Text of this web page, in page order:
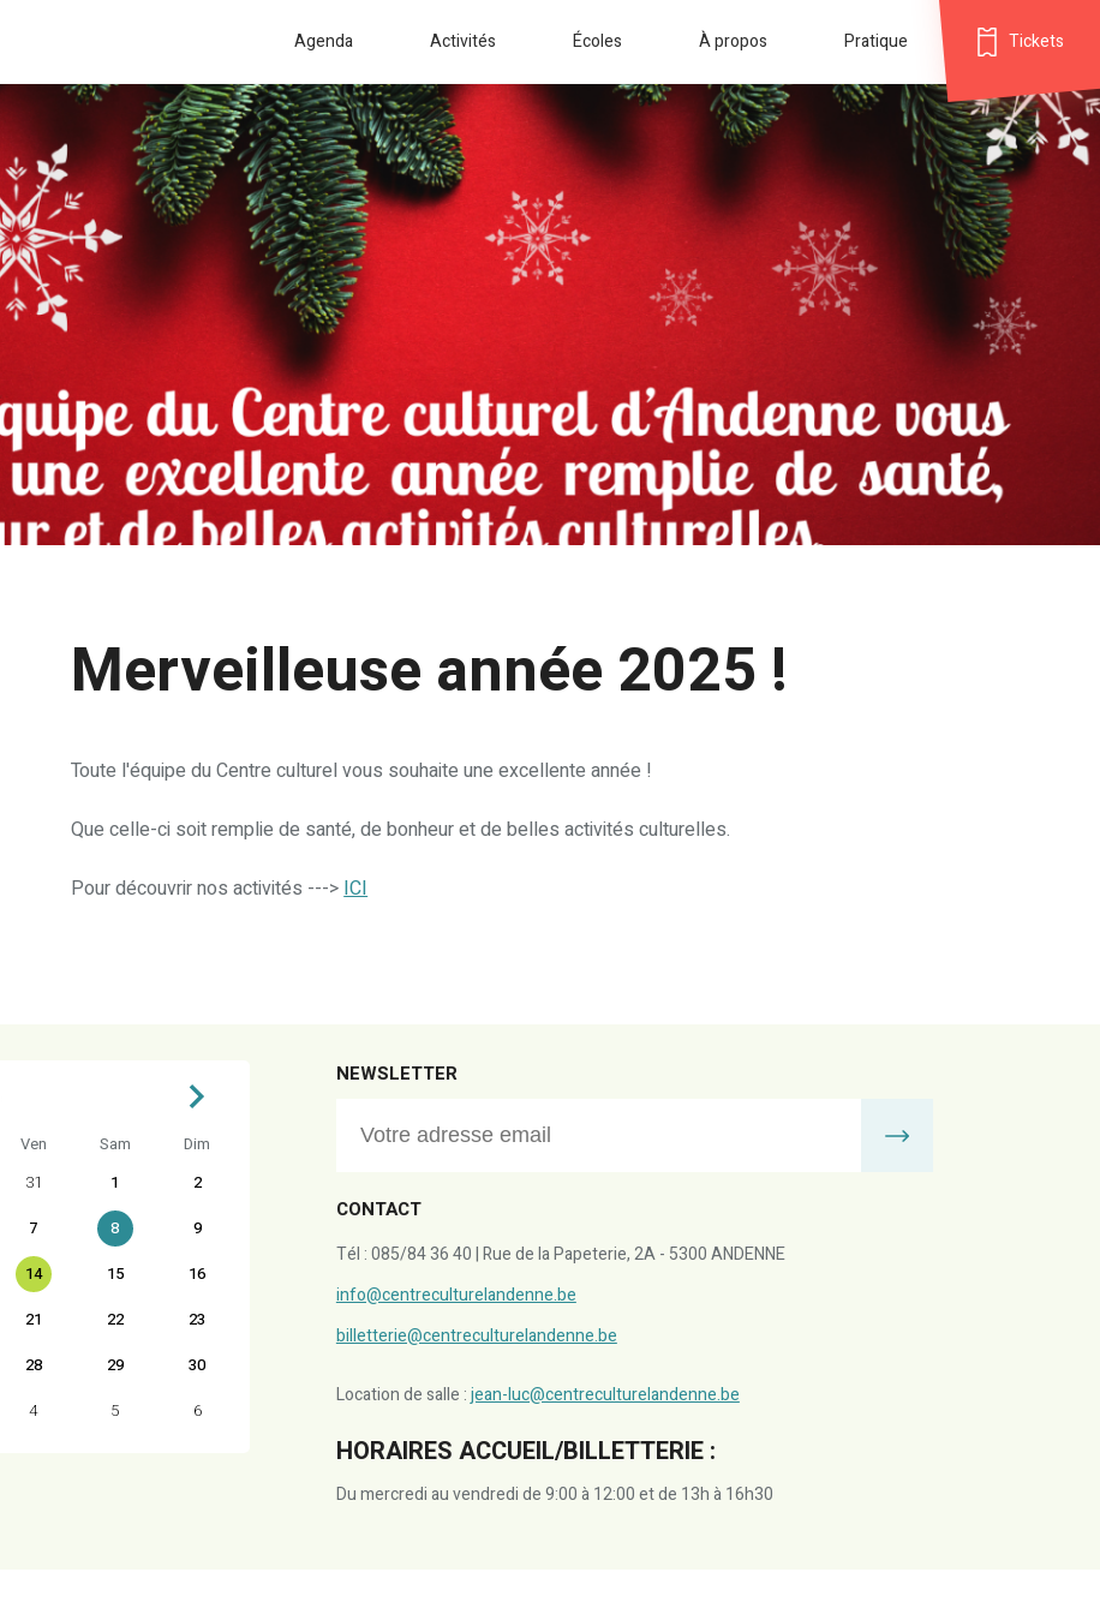
Agenda Activités Écoles À propos Pratique Tickets
Merveilleuse année 2025 !
Toute l'équipe du Centre culturel vous souhaite une excellente année !
Que celle-ci soit remplie de santé, de bonheur et de belles activités culturelles.
Pour découvrir nos activités --->ICI
Ven Sam
Dim
31 1
2
7 8
9
14 15
16
21 22
23
28 29
30
4 5 6
NEWSLETTER
CONTACT
Tél : 085/84 36 40 | Rue de la Papeterie, 2A - 5300 ANDENNE
info@centreculturelandenne.be
billetterie@centreculturelandenne.be
Location de salle :jean-luc@centreculturelandenne.be
HORAIRES ACCUEIL/BILLETTERIE :
Du mercredi au vendredi de 9:00 à 12:00 et de 13h à 16h30